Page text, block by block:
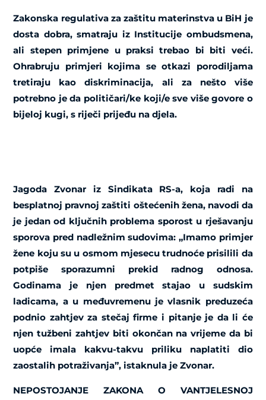
Zakonska regulativa za zaštitu materinstva u BiH je
dosta dobra, smatraju iz Institucije ombudsmena,
ali stepen primjene u praksi trebao bi biti veći.
Ohrabruju primjeri kojima se otkazi porodiljama
tretiraju kao diskriminacija, ali za nešto više
potrebno je da političari/ke koji/e sve više govore o
bijeloj kugi, s riječi prijeđu na djela.
Jagoda Zvonar iz Sindikata RS-a, koja radi na
besplatnoj pravnoj zaštiti oštećenih žena, navodi da
je jedan od ključnih problema sporost u rješavanju
sporova pred nadležnim sudovima: „Imamo primjer
žene koju su u osmom mjesecu trudnoće prisilili da
potpiše sporazumni prekid radnog odnosa.
Godinama je njen predmet stajao u sudskim
ladicama, a u međuvremenu je vlasnik preduzeća
podnio zahtjev za stečaj firme i pitanje je da li će
njen tužbeni zahtjev biti okončan na vrijeme da bi
uopće imala kakvu-takvu priliku naplatiti dio
zaostalih potraživanja”, istaknula je Zvonar.
NEPOSTOJANJE ZAKONA O VANTJELESNOJ